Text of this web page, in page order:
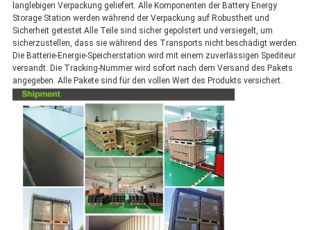
langlebigen Verpackung geliefert. Alle Komponenten der Battery Energy
Storage Station werden während der Verpackung auf Robustheit und
Sicherheit getestet.Alle Teile sind sicher gepolstert und versiegelt, um
sicherzustellen, dass sie während des Transports nicht beschädigt werden.
Die Batterie-Energie-Speicherstation wird mit einem zuverlässigen Spediteur
versandt. Die Tracking-Nummer wird sofort nach dem Versand des Pakets
angegeben. Alle Pakete sind für den vollen Wert des Produkts versichert.